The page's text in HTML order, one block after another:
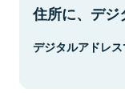
住所に、デジ
デジタルアドレス